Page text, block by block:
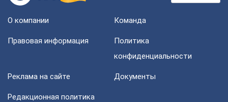
О компании Команда
Правовая информация
Политика
конфиденциальности
Реклама на сайте Документы
Редакционная политика